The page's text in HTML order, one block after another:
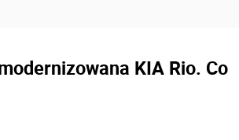
KIA Rio. Co